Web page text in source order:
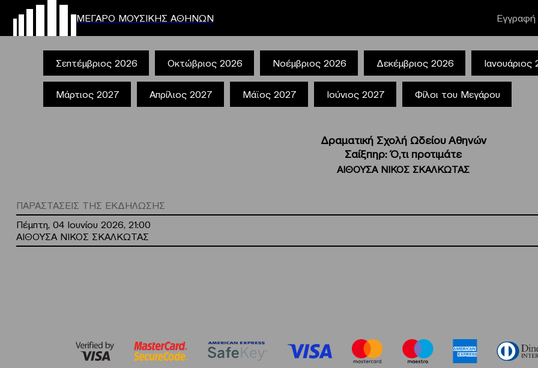
ΜΕΓΑΡΟ ΜΟΥΣΙΚΗΣ ΑΘΗΝΩΝ Εγγραφή
Σεπτέμβριος 2026 Οκτώβριος 2026 Νοέμβριος 2026 Δεκέμβριος 2026 Ιανουάριος
Μάρτιος 2027 Απρίλιος 2027 Μάϊος 2027 Ιούνιος 2027 Φίλοι του Μεγάρου
Δραματική Σχολή Ωδείου Αθηνών
Σαίξπηρ: Ό,τι προτιμάτε
ΑΙΘΟΥΣΑ ΝΙΚΟΣ ΣΚΑΛΚΩΤΑΣ
ΠΑΡΑΣΤΑΣΕΙΣ ΤΗΣ ΕΚΔΗΛΩΣΗΣ
Πέμπτη, 04 Ιουνίου 2026, 21:00
ΑΙΘΟΥΣΑ ΝΙΚΟΣ ΣΚΑΛΚΩΤΑΣ